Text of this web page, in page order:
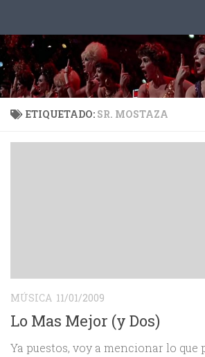
ETIQUETADO: SR. MOSTAZA
MÚSICA 11/01/2009
Lo Mas Mejor (y Dos)
Ya puestos, voy a mencionar lo que